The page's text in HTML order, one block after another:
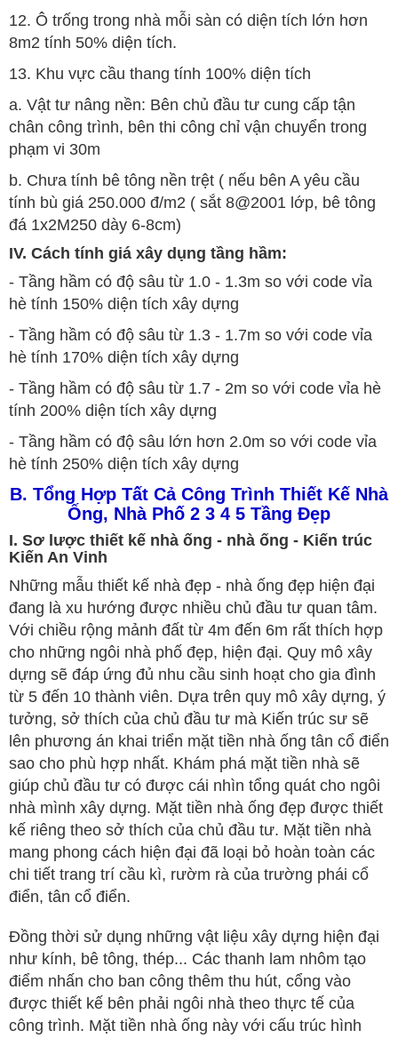
12. Ô trống trong nhà mỗi sàn có diện tích lớn hơn
8m2 tính 50% diện tích.
13. Khu vực cầu thang tính 100% diện tích
a. Vật tư nâng nền: Bên chủ đầu tư cung cấp tận
chân công trình, bên thi công chỉ vận chuyển trong
phạm vi 30m
b. Chưa tính bê tông nền trệt ( nếu bên A yêu cầu
tính bù giá 250.000 đ/m2 ( sắt 8@2001 lớp, bê tông
đá 1x2M250 dày 6-8cm)
IV. Cách tính giá xây dụng tầng hầm:
- Tầng hầm có độ sâu từ 1.0 - 1.3m so với code vỉa
hè tính 150% diện tích xây dựng
- Tầng hầm có độ sâu từ 1.3 - 1.7m so với code vỉa
hè tính 170% diện tích xây dựng
- Tầng hầm có độ sâu từ 1.7 - 2m so với code vỉa hè
tính 200% diện tích xây dựng
- Tầng hầm có độ sâu lớn hơn 2.0m so với code vỉa
hè tính 250% diện tích xây dựng
B. Tổng Hợp Tất Cả Công Trình Thiết Kế Nhà
Ống, Nhà Phố 2 3 4 5 Tầng Đẹp
I. Sơ lược thiết kế nhà ống - nhà ống - Kiến trúc
Kiến An Vinh
Những mẫu thiết kế nhà đẹp - nhà ống đẹp hiện đại
đang là xu hướng được nhiều chủ đầu tư quan tâm.
Với chiều rộng mảnh đất từ 4m đến 6m rất thích hợp
cho những ngôi nhà phố đẹp, hiện đại. Quy mô xây
dựng sẽ đáp ứng đủ nhu cầu sinh hoạt cho gia đình
từ 5 đến 10 thành viên. Dựa trên quy mô xây dựng, ý
tưởng, sở thích của chủ đầu tư mà Kiến trúc sư sẽ
lên phương án khai triển mặt tiền nhà ống tân cổ điển
sao cho phù hợp nhất. Khám phá mặt tiền nhà sẽ
giúp chủ đầu tư có được cái nhìn tổng quát cho ngôi
nhà mình xây dựng. Mặt tiền nhà ống đẹp được thiết
kế riêng theo sở thích của chủ đầu tư. Mặt tiền nhà
mang phong cách hiện đại đã loại bỏ hoàn toàn các
chi tiết trang trí cầu kì, rườm rà của trường phái cổ
điển, tân cổ điển.
Đồng thời sử dụng những vật liệu xây dựng hiện đại
như kính, bê tông, thép... Các thanh lam nhôm tạo
điểm nhấn cho ban công thêm thu hút, cổng vào
được thiết kế bên phải ngôi nhà theo thực tế của
công trình. Mặt tiền nhà ống này với cấu trúc hình